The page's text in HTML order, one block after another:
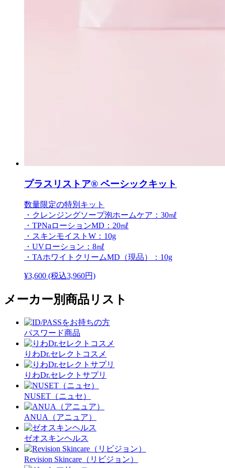
プラスリストア® ベーシックキット
数量限定の特別キット
・クレンジングソープ泡ホームケア：30㎖
・TPNaローションMD：20㎖
・スキンモイストW：10g
・UVローション：8㎖
・TAホワイトクリームMD（現品）：10g
¥3,600 (税込3,960円)
メーカー別商品リスト
パスワード商品
りわDr.セレクトコスメ
りわDr.セレクトサプリ
NUSET（ニュセ）
ANUA（アニュア）
ゼオスキンヘルス
Revision Skincare（リビジョン）